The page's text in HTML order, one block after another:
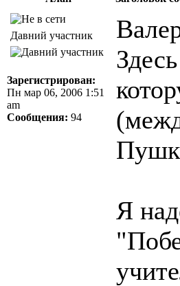
Давний участник
Зарегистрирован:
Пн мар 06, 2006 1:51
am
Сообщения: 94
Я